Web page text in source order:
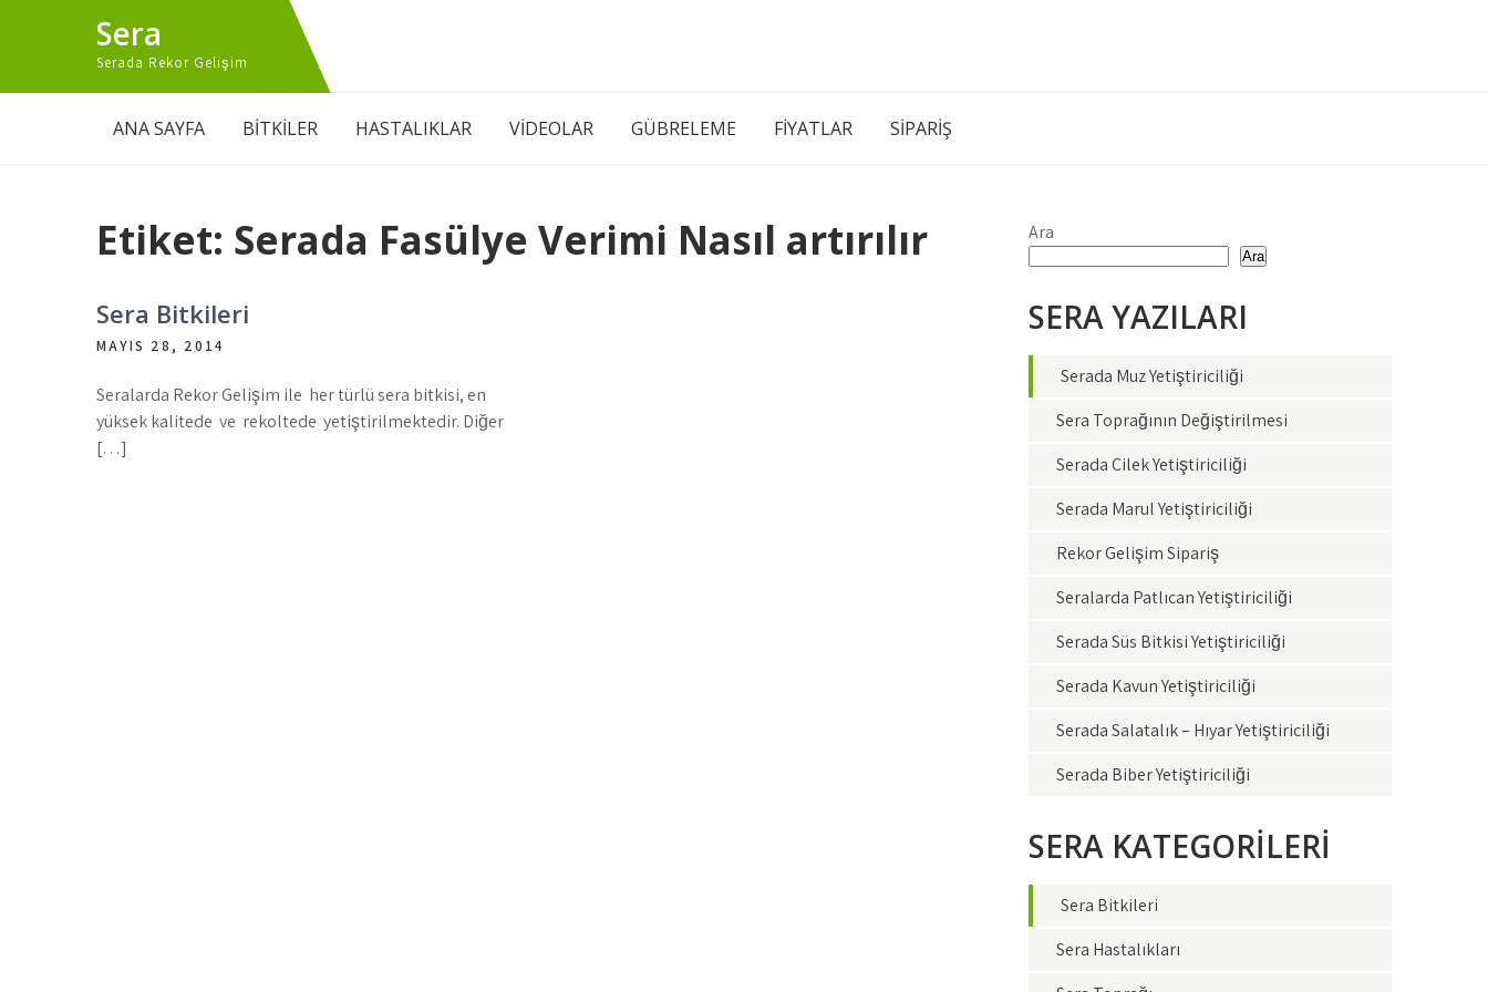
Sera
Serada Rekor Gelişim
ANA SAYFA BİTKİLER HASTALIKLAR VİDEOLAR GÜBRELEME FİYATLAR SİPARİŞ
Etiket: Serada Fasülye Verimi Nasıl artırılır
Sera Bitkileri
MAYIS 28, 2014
Seralarda Rekor Gelişim ile her türlü sera bitkisi, en
yüksek kalitede ve rekoltede yetiştirilmektedir. Diğer
[…]
Ara
Ara
SERA YAZILARI
Serada Muz Yetiştiriciliği
Sera Toprağının Değiştirilmesi
Serada Çilek Yetiştiriciliği
Serada Marul Yetiştiriciliği
Rekor Gelişim Sipariş
Seralarda Patlıcan Yetiştiriciliği
Serada Süs Bitkisi Yetiştiriciliği
Serada Kavun Yetiştiriciliği
Serada Salatalık – Hıyar Yetiştiriciliği
Serada Biber Yetiştiriciliği
SERA KATEGORİLERİ
Sera Bitkileri
Sera Hastalıkları